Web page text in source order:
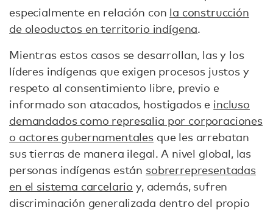
especialmente en relación con la construcción
de oleoductos en territorio indígena.
Mientras estos casos se desarrollan, las y los
líderes indígenas que exigen procesos justos y
respeto al consentimiento libre, previo e
informado son atacados, hostigados e incluso
demandados como represalia por corporaciones
o actores gubernamentales que les arrebatan
sus tierras de manera ilegal. A nivel global, las
personas indígenas están sobrerrepresentadas
en el sistema carcelario y, además, sufren
discriminación generalizada dentro del propio